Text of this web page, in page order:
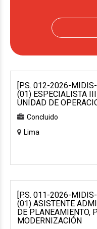
[P.S. 012-2026-
(01) ESPECIALISTA
UNIDAD DE
Concluido
Lima
[P.S. 011-2026-
(01) ASISTENTE
DE PLANEAMIENTO,
MODERNIZACIÓN